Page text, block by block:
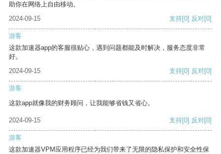
助你在网络上自由移动。
2024-09-15
支持[0] 反对[0]
游客
这款加速器app的客服很贴心，遇到问题都能及时解决，服务态度非常
好。
2024-09-15
支持[0] 反对[0]
游客
这款app就像我的财务顾问，让我能够省钱又省心。
2024-09-15 支持[0] 反对[0]
游客
这款加速器VPM应用程序已经为我们带来了无限的隐私保护和安全性保